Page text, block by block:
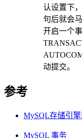
认设置下
句后就会
开启一个
动提交。
参考
MySQL存储引
MySQL 事务